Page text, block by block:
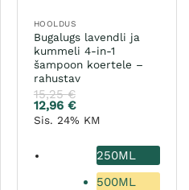
HOOLDUS
Bugalugs lavendli ja
kummeli 4-in-1
šampoon koertele –
rahustav
15,25€
12,96 €
Sis. 24% KM
250ML
500ML